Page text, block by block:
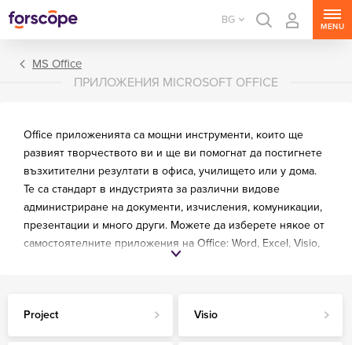
BG
MENU
Приложения Office
MS Office
ПРИЛОЖЕНИЯ MICROSOFT OFFICE
Office приложенията са мощни инструменти, които ще
развият творчеството ви и ще ви помогнат да постигнете
възхитителни резултати в офиса, училището или у дома.
Те са стандарт в индустрията за различни видове
администриране на документи, изчисления, комуникации,
презентации и много други. Можете да изберете някое от
самостоятелните приложения на Office: Word, Excel, Visio,
Outlook, Access или Project. Те са идеалното решение, ако
Project
Visio